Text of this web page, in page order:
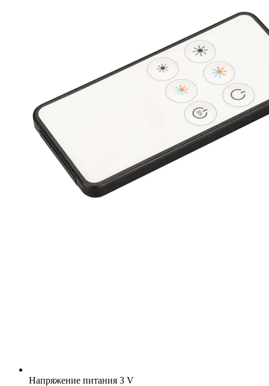
Напряжение питания 3 V